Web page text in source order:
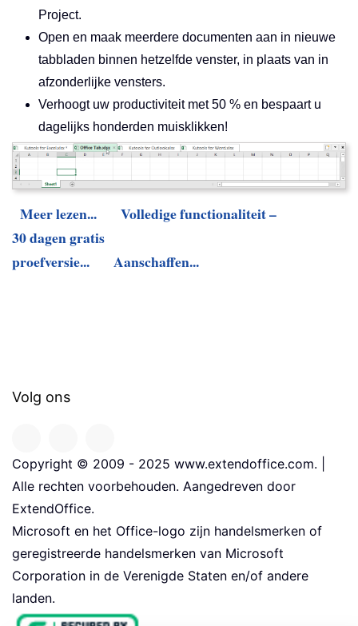
Project.
Open en maak meerdere documenten aan in nieuwe
tabbladen binnen hetzelfde venster, in plaats van in
afzonderlijke vensters.
Verhoogt uw productiviteit met 50 % en bespaart u
dagelijks honderden muisklikken!
Meer lezen...
Volledige functionaliteit –
30 dagen gratis
proefversie...
Aanschaffen...
Volg ons
Copyright © 2009 - 2025 www.extendoffice.com. |
Alle rechten voorbehouden. Aangedreven door
ExtendOffice.
Microsoft en het Office-logo zijn handelsmerken of
geregistreerde handelsmerken van Microsoft
Corporation in de Verenigde Staten en/of andere
landen.